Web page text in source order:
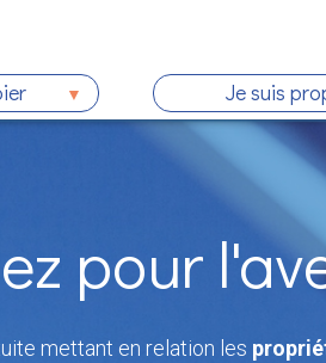
Je suis
pour
mettant en relation les